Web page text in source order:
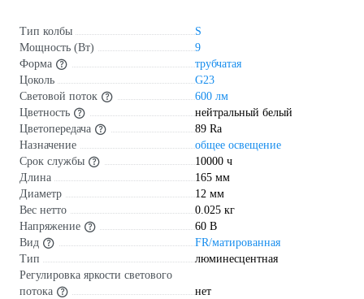
Тип колбы
S
Мощность (Вт)
9
Форма
трубчатая
Цоколь
G23
Световой поток
600 лм
Цветность
нейтральный белый
Цветопередача
89 Ra
Назначение
общее освещение
Срок службы
10000 ч
Длина
165 мм
Диаметр
12 мм
Вес нетто
0.025 кг
Напряжение
60 В
Вид
FR/матированная
Тип
люминесцентная
Регулировка яркости светового
потока
нет